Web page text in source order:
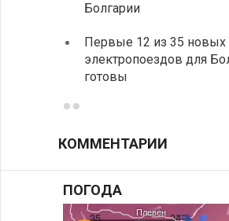
Болгарии
Первые 12 из 35 новых
электропоездов для
готовы
КОММЕНТАРИИ
ПОГОДА